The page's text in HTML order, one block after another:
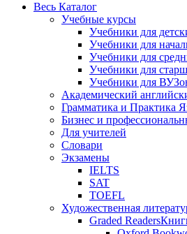
Весь Каталог
Учебные курсы
Учебники для
Учебники для
Учебники для
Учебники для
Учебники для
Академический
Грамматика и Практика
Бизнес и
Для учителей
Словари
Экзамены
IELTS
SAT
TOEFL
Художественная
Graded Readers